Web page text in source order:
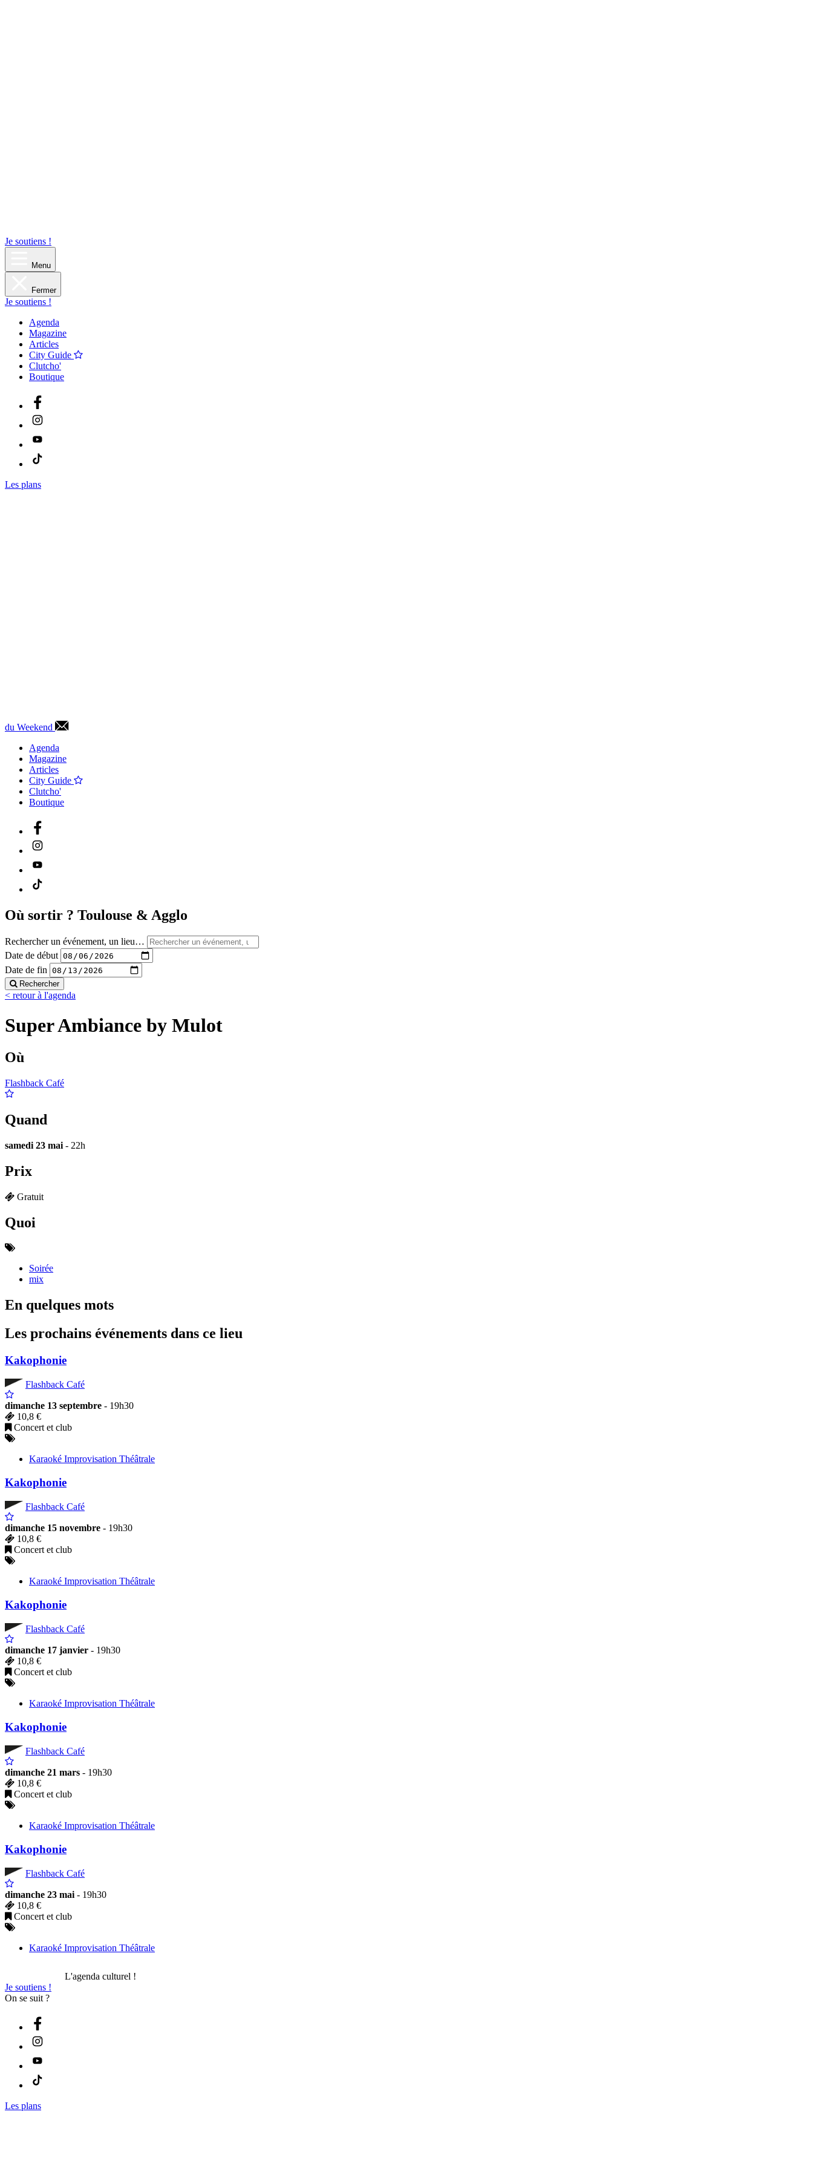
Je soutiens !
Menu
Fermer
Je soutiens !
Agenda
Magazine
Articles
City Guide
Clutcho'
Boutique
Les plans
du Weekend
Agenda
Magazine
Articles
City Guide
Clutcho'
Boutique
Où sortir ? Toulouse & Agglo
Rechercher un événement, un lieu…
Date de début
Date de fin
Rechercher
< retour à l'agenda
Super Ambiance by Mulot
Où
Flashback Café
Quand
samedi 23 mai - 22h
Prix
Gratuit
Quoi
Soirée
mix
En quelques mots
Les prochains événements dans ce lieu
Kakophonie
Flashback Café
dimanche 13 septembre - 19h30
10,8 €
Concert et club
Karaoké Improvisation Théâtrale
Kakophonie
Flashback Café
dimanche 15 novembre - 19h30
10,8 €
Concert et club
Karaoké Improvisation Théâtrale
Kakophonie
Flashback Café
dimanche 17 janvier - 19h30
10,8 €
Concert et club
Karaoké Improvisation Théâtrale
Kakophonie
Flashback Café
dimanche 21 mars - 19h30
10,8 €
Concert et club
Karaoké Improvisation Théâtrale
Kakophonie
Flashback Café
dimanche 23 mai- 19h30
10,8 €
Concert et club
Karaoké Improvisation Théâtrale
L'agenda culturel !
Je soutiens !
On se suit ?
Les plans